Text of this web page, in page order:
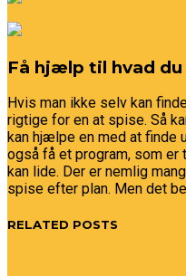
Få hjælp til hvad du
Hvis man ikke selv kan
rigtige for en at spise. Så
kan hjælpe en med at finde
også få et program, som
kan lide. Der er nemlig
spise efter plan. Men det
RELATED POSTS